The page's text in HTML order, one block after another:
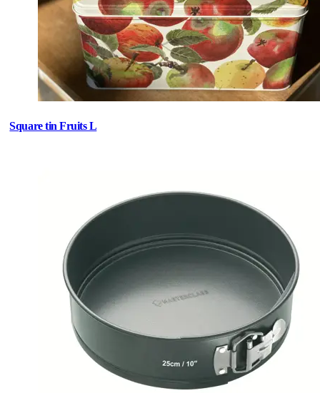
Square tin Fruits L